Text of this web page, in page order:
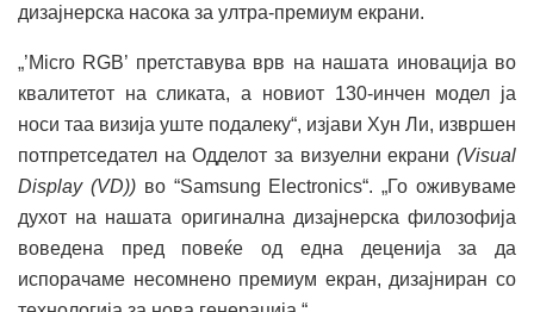
дизајнерска насока за ултра-премиум екрани.
„’Micro RGB’ претставува врв на нашата иновација во
квалитетот на сликата, а новиот 130-инчен модел ја
носи таа визија уште подалеку“, изјави Хун Ли, извршен
потпретседател на Одделот за визуелни екрани (Visual
Display (VD))во “Samsung Electronics“. „Го оживуваме
духот на нашата оригинална дизајнерска филозофија
воведена пред повеќе од една деценија за да
испорачаме несомнено премиум екран, дизајниран со